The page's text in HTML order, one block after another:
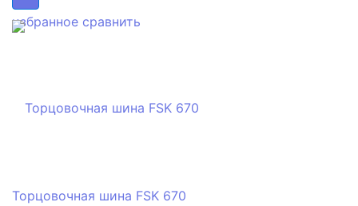
избранное сравнить
Торцовочная шина FSK 670